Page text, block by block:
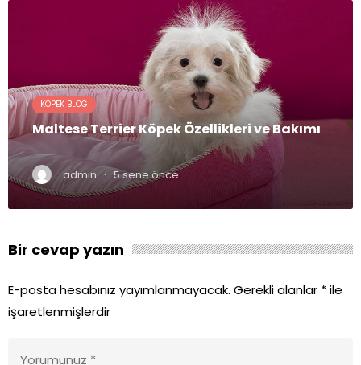
KÖPEK BLOG
Maltese Terrier Köpek Özellikleri ve Bakımı
admin · 5 sene önce
Bir cevap yazın
E-posta hesabınız yayımlanmayacak. Gerekli alanlar *ile
işaretlenmişlerdir